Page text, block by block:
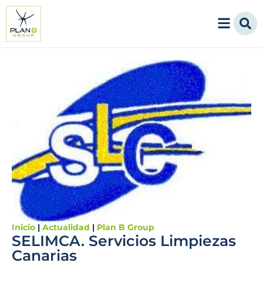
Inicio | Actualidad | Plan B Group
SELIMCA. Servicios Limpiezas
Canarias